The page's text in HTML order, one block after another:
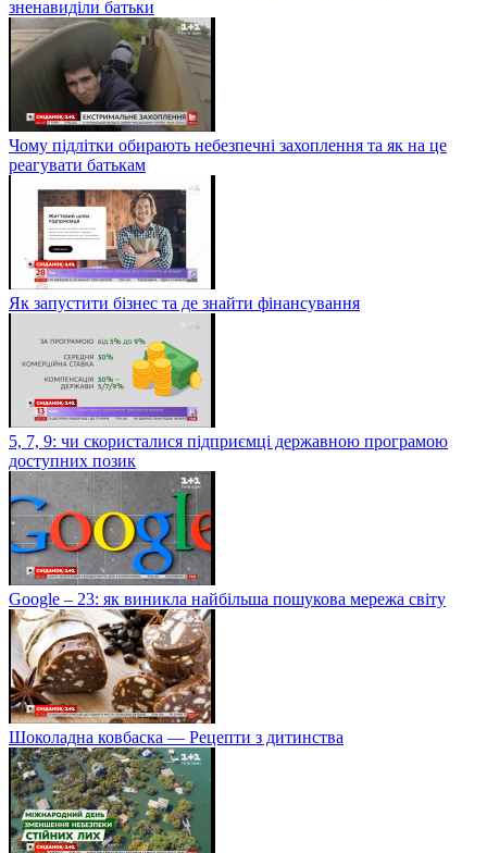
зненавиділи батьки
Чому підлітки обирають небезпечні захоплення та як на це
реагувати батькам
Як запустити бізнес та де знайти фінансування
5, 7, 9: чи скористалися підприємці державною програмою
доступних позик
Google – 23: як виникла найбільша пошукова мережа світу
Шоколадна ковбаска — Рецепти з дитинства